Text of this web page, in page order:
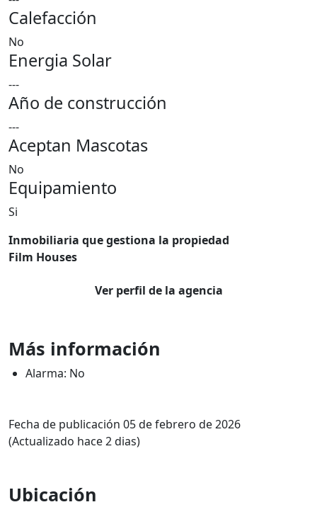
Calefacción
No
Energia Solar
---
Año de construcción
---
Aceptan Mascotas
No
Equipamiento
Si
Inmobiliaria que gestiona la propiedad
Film Houses
Ver perfil de la agencia
Más información
Alarma: No
Fecha de publicación 05 de febrero de 2026
(Actualizado hace 2 dias)
Ubicación